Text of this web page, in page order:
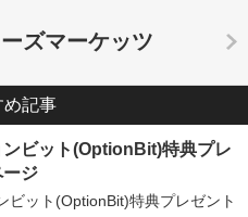
ズマーケッツ
め記事
ンビット(OptionBit)特典プレ
ジ
ビット(OptionBit)特典プレゼント